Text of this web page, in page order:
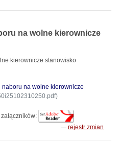
na wolne kierownicze
kierownicze stanowisko
naboru na wolne kierownicze
rejestr zmian